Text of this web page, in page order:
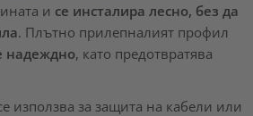
и се инсталира лесно, без да
. Плътно прилепналият профил
надеждно, като предотвратява
използва за защита на кабели или